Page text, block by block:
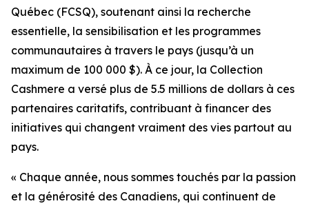
Québec (FCSQ), soutenant ainsi la recherche
essentielle, la sensibilisation et les programmes
communautaires à travers le pays (jusqu’à un
maximum de 100 000 $). À ce jour, la Collection
Cashmere a versé plus de 5.5 millions de dollars à ces
partenaires caritatifs, contribuant à financer des
initiatives qui changent vraiment des vies partout au
pays.
« Chaque année, nous sommes touchés par la passion
et la générosité des Canadiens, qui continuent de